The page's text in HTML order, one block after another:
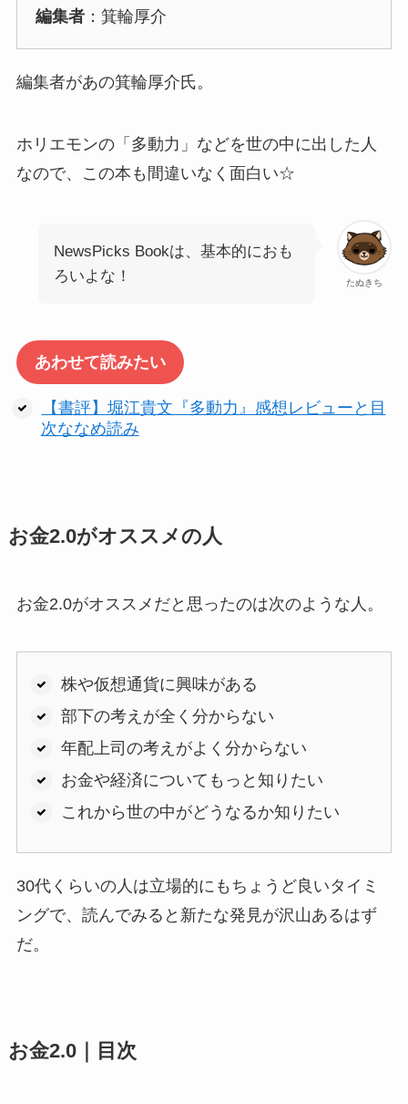
編集者：箕輪厚介
編集者があの箕輪厚介氏。
ホリエモンの「多動力」などを世の中に出した人
なので、この本も間違いなく面白い☆
たぬきち
NewsPicks Bookは、基本的におも
ろいよな！
あわせて読みたい
【書評】堀江貴文『多動力』感想レビューと目
次ななめ読み
お金2.0がオススメの人
お金2.0がオススメだと思ったのは次のような人。
株や仮想通貨に興味がある
部下の考えが全く分からない
年配上司の考えがよく分からない
お金や経済についてもっと知りたい
これから世の中がどうなるか知りたい
30代くらいの人は立場的にもちょうど良いタイミ
ングで、読んでみると新たな発見が沢山あるはず
だ。
お金2.0｜目次